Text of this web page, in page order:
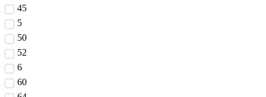
45
5
50
52
6
60